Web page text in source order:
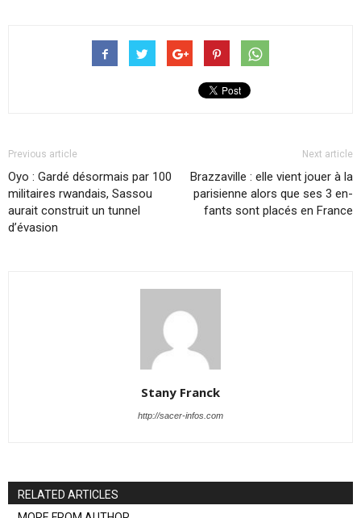
Previous article
Oyo : Gardé désormais par 100
militaires rwandais, Sassou
aurait construit un tunnel
d’évasion
Next article
Braz­za­ville : elle vient jouer à la
pa­ri­sienne alors que ses 3 en­
fants sont pla­cés en France
Stany Franck
http://sacer-infos.com
RELATED ARTICLES